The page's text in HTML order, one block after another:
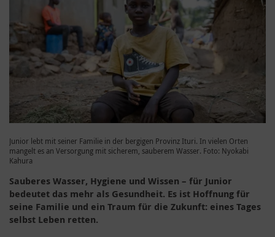
Junior lebt mit seiner Familie in der bergigen Provinz Ituri. In vielen Orten
mangelt es an Versorgung mit sicherem, sauberem Wasser. Foto: Nyokabi
Kahura
Sauberes Wasser, Hygiene und Wissen – für Junior
bedeutet das mehr als Gesundheit. Es ist Hoffnung für
seine Familie und ein Traum für die Zukunft: eines Tages
selbst Leben retten.